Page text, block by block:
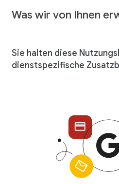
Was wir von Ihnen
Sie halten diese
dienstspezifische